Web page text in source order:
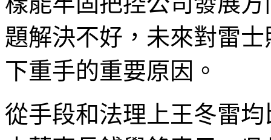
題解決不好，未來對雷
下重手的重要原因。
從手段和法理上王冬雷